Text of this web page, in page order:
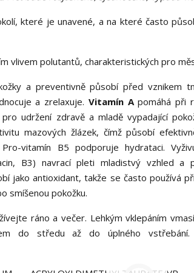
které je unavené, a na které často
vlivem polutantů, charakteristických pro
a preventivně působí před vznikem
a zrelaxuje. Vitamín Apomáhá při
udržení zdravě a mladě vypadající
mazových žlázek, čímž působí
vitamín B5 podporuje hydrataci.
B3) navrací pleti mladistvý vzhled a
jako antioxidant, takže se často používá
smíšenou pokožku.
ráno a večer. Lehkým vklepáním
do středu až do úplného